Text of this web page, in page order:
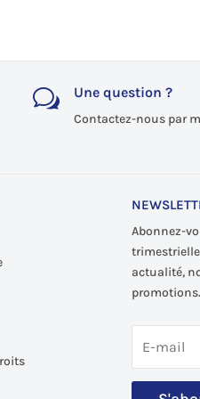
w Une question ?
Contactez-nous par
Abonnez-
actualité,